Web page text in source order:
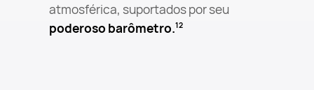
atmosférica, suportados por seu
poderoso barômetro.12